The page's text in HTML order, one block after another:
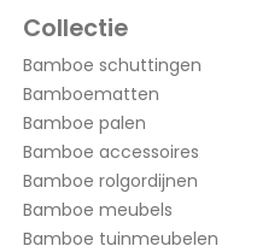
Collectie
Bamboe schuttingen
Bamboematten
Bamboe palen
Bamboe accessoires
Bamboe rolgordijnen
Bamboe meubels
Bamboe tuinmeubelen